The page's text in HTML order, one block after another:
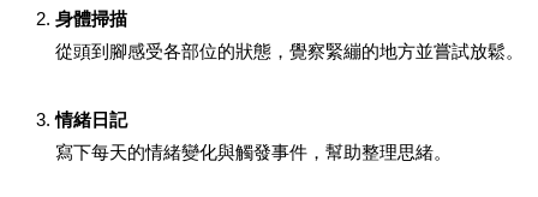
身體掃描
從頭到腳感受各部位的狀態，覺察緊繃的地方並嘗試放鬆。
情緒日記
寫下每天的情緒變化與觸發事件，幫助整理思緒。